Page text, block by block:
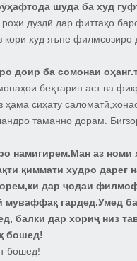
шуда ба худ
дуздӣ дар фиттаҳо
худ яъне филмсозиро
доир ба сомонаи
беҳтарин аст ва
сиҳату
таманно дорам.
намигирем.Ман аз
қиммати худро дареғ
дар ҷодаи
гардед.Умед
балки дар хориҷ низ
бошед!
бошед!